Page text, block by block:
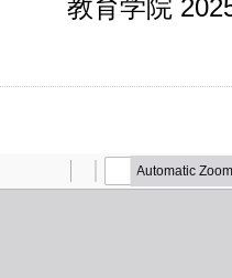
教育学院